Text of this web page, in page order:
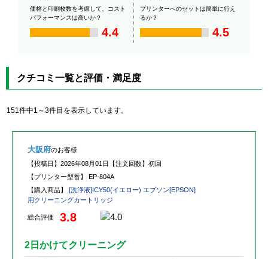
価格と印刷枚数を考慮して、コスト
パフォーマンスは高いか？
4.4
プリンターへのセットは簡単に行え
るか？
4.5
クチコミ一覧と評価・満足度
151件中1～3件目を表示しています。
大阪府のお客様
【投稿日】 2026年08月01日 【注文回数】 初回
【プリンター型番】 EP-804A
【購入商品】 [洗浄液]ICY50(イエロー) エプソン[EPSON]
用クリーニングカートリッジ
総合評価 3.8
2日かけてクリーニング